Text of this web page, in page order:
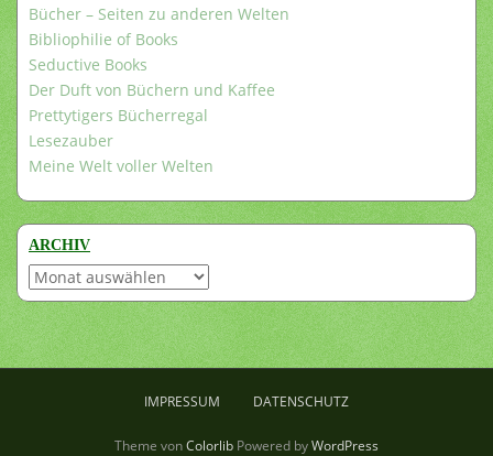
Bücher – Seiten zu anderen Welten
Bibliophilie of Books
Seductive Books
Der Duft von Büchern und Kaffee
Prettytigers Bücherregal
Lesezauber
Meine Welt voller Welten
ARCHIV
Archiv
IMPRESSUM DATENSCHUTZ
Theme vonColorlib Powered byWordPress